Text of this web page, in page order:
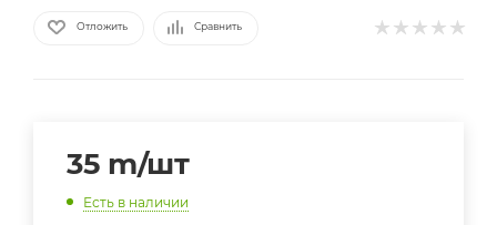
Отложить Сравнить
35 m/шт
Есть в наличии